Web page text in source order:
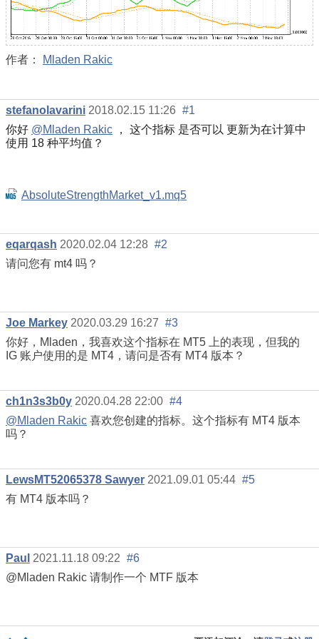
作者： Mladen Rakic
stefanolavarini 2018.02.15 11:26 #1
你好 @Mladen Rakic ， 这个指标 是否可以 更新为在计算中
使用 18 种平均值？
AbsoluteStrengthMarket_v1.mq5
eqarqash 2020.02.04 12:28 #2
请问您有 mt4 吗？
Joe Markey 2020.03.29 16:27 #3
你好，Mladen，我喜欢这个指标在 MT5 上的表现，但我的
IG 账户使用的是 MT4，请问是否有 MT4 版本？
ch1n3s3b0y 2020.04.28 22:00 #4
@Mladen Rakic 喜欢您创建的指标。这个指标有 MT4 版本
吗？
LewsMT52065378 Sawyer 2021.09.01 05:44 #5
有 MT4 版本吗？
Paul 2021.11.18 09:22 #6
@Mladen Rakic 请制作一个 MTF 版本